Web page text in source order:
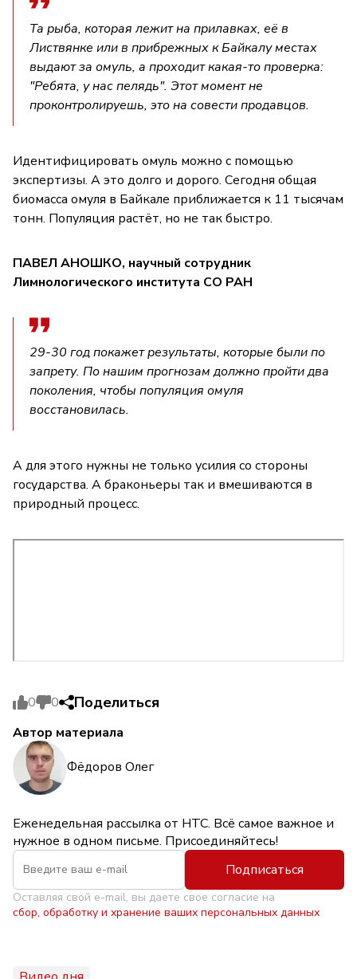
Та рыба, которая лежит на прилавках, её в
Листвянке или в прибрежных к Байкалу местах
выдают за омуль, а проходит какая-то проверка:
"Ребята, у нас пелядь". Этот момент не
проконтролируешь, это на совести продавцов.
Идентифицировать омуль можно с помощью
экспертизы. А это долго и дорого. Сегодня общая
биомасса омуля в Байкале приближается к 11 тысячам
тонн. Популяция растёт, но не так быстро.
ПАВЕЛ АНОШКО, научный сотрудник
Лимнологического института СО РАН
29-30 год покажет результаты, которые были по
запрету. По нашим прогнозам должно пройти два
поколения, чтобы популяция омуля
восстановилась.
А для этого нужны не только усилия со стороны
государства. А браконьеры так и вмешиваются в
природный процесс.
0 0 Поделиться
Автор материала
Фёдоров Олег
Еженедельная рассылка от НТС. Всё самое важное и
нужное в одном письме. Присоединяйтесь!
Подписаться
Оставляя свой e-mail, вы даете свое согласие на
сбор, обработку и хранение ваших персональных данных